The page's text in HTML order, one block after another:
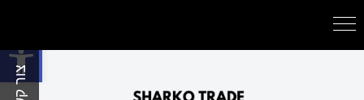
פתח סרגל נגישות